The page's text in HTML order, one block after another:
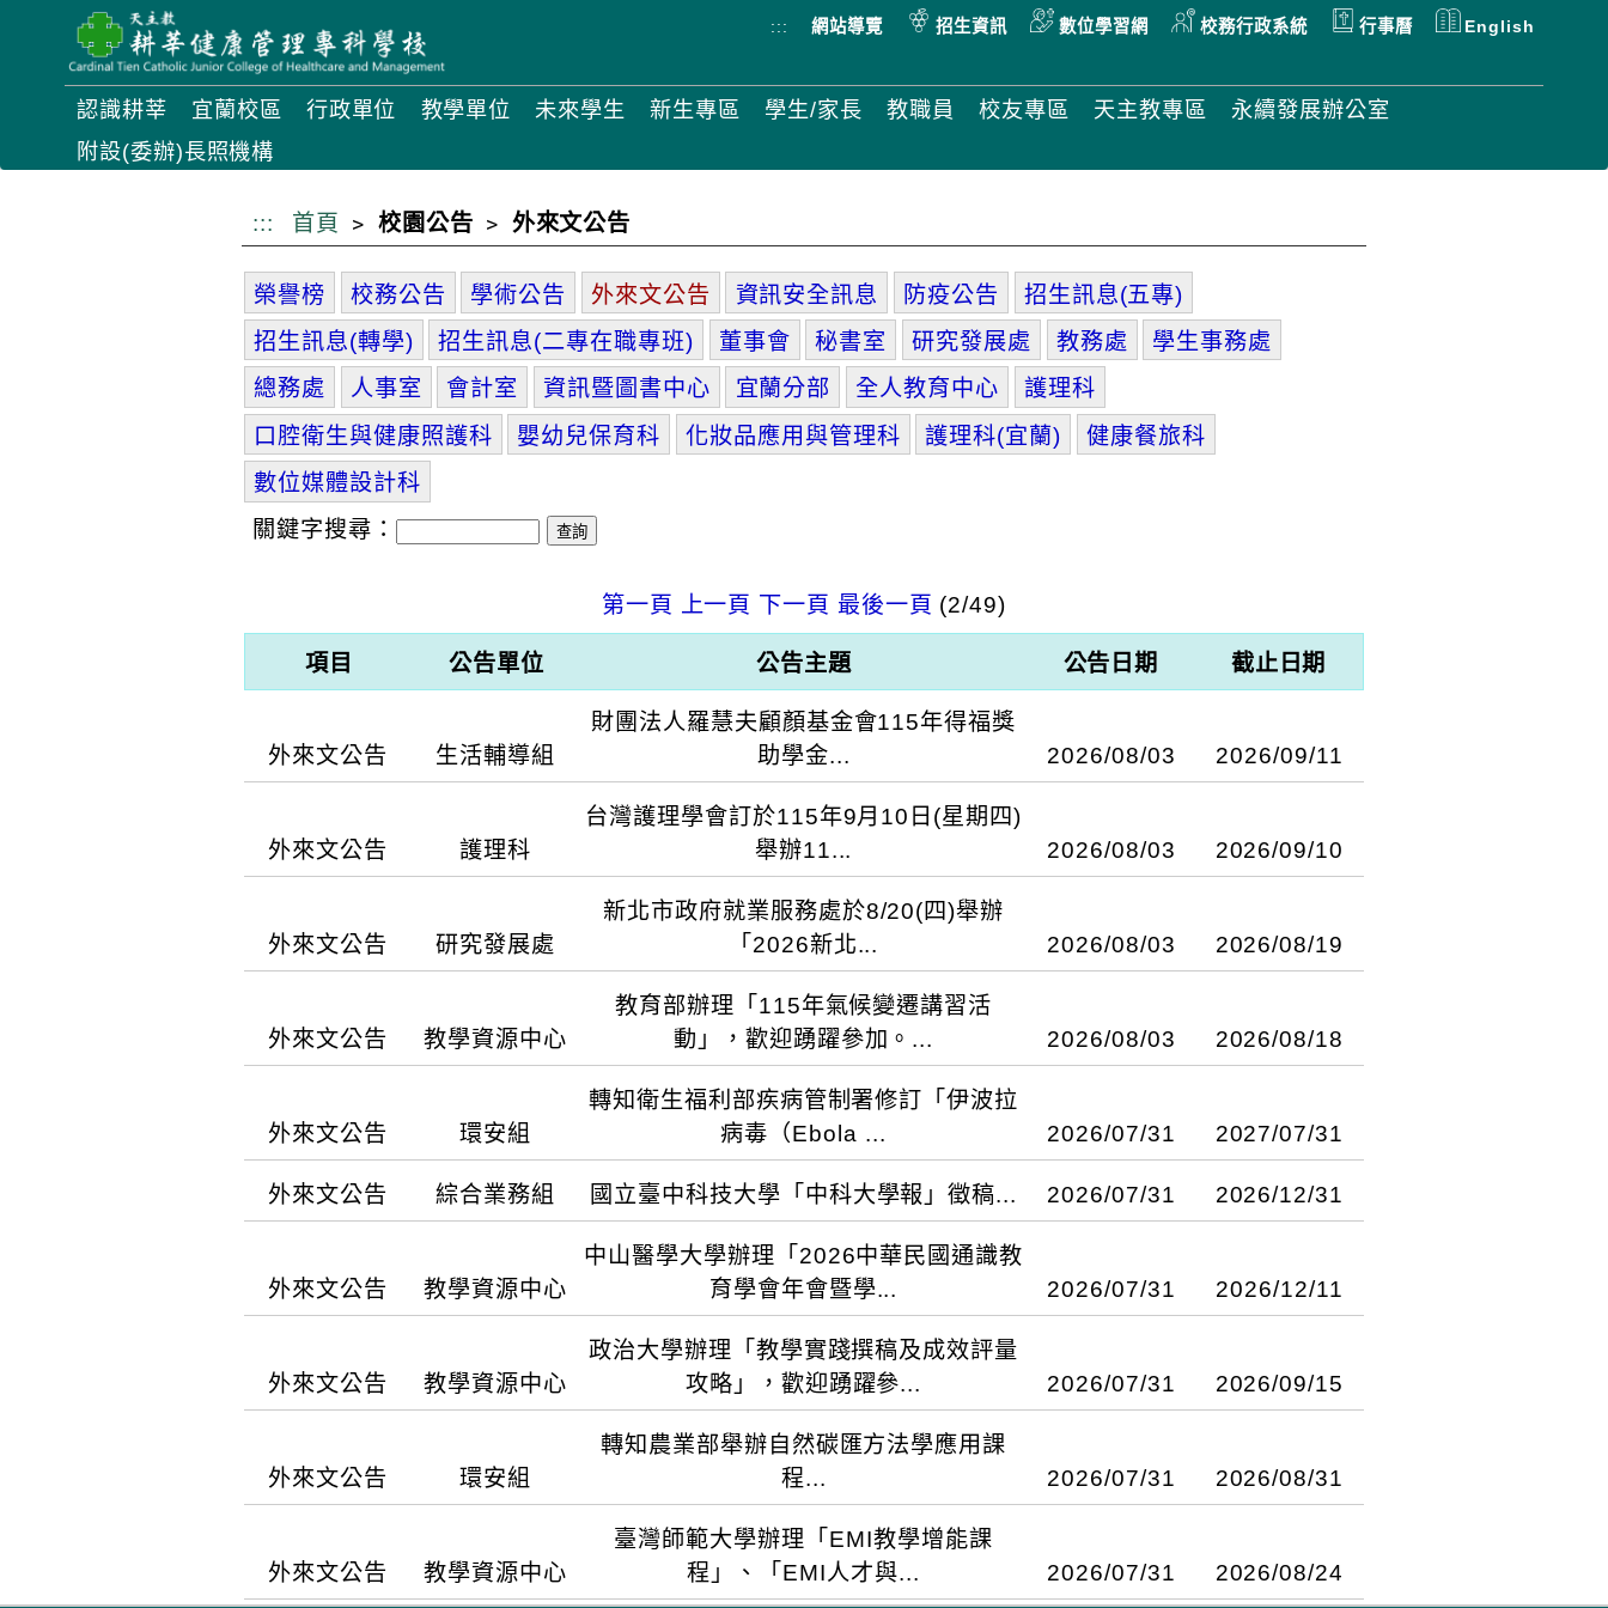
::: 網站導覽 招生資訊 數位學習網 校務行政系統 行事曆 English
認識耕莘 宜蘭校區 行政單位 教學單位 未來學生 新生專區 學生/家長 教職員 校友專區 天主教專區
永續發展辦公室
附設(委辦)長照機構
::: 首頁 校園公告 外來文公告
榮譽榜 校務公告 學術公告 外來文公告 資訊安全訊息 防疫公告
招生訊息(五專)
招生訊息(轉學)
招生訊息(二專在職專班) 董事會 秘書室 研究發展處 教務處
學生事務處
總務處
人事室 會計室 資訊暨圖書中心 宜蘭分部 全人教育中心
護理科
口腔衛生與健康照護科
嬰幼兒保育科 化妝品應用與管理科 護理科(宜蘭)
健康餐旅科
數位媒體設計科
關鍵字搜尋：
第一頁 上一頁 下一頁 最後一頁 (2/49)
項目 公告單位 公告主題 公告日期 截止日期
外來文公告 生活輔導組
財團法人羅慧夫顧顏基金會115年得福獎
助學金...
2026/08/03 2026/09/11
【公告內容】
財團法人羅慧夫顧顏基金會115年得福獎助學金，申請期限至115年8月3日至9月11日止。
【相關檔案】
附件 1(pdf)
外來文公告 護理科
台灣護理學會訂於115年9月10日(星期四)
舉辦11...
2026/08/03 2026/09/10
【公告內容】
一、辦理日期：115年9月10日(星期四) 12:40-16:00 二、辦理單位：衛生福利部疾病管制署、台
灣護理學會、天主教耕莘醫療財團法人耕莘醫院 三、辦理方式：線上視訊，採Cisco Webex軟體
進行。 四、報名費用：免費。 五、參加對象及名額：限護理人員(不限本會會員)，800人（額滿
為止）。 六、報名日期：115年8月10日中午12時起至115年8月31日止。 七、報名方式：一律
採網路線上報名，恕不受理現場或其他方式報名。 (一)活動會員： １、報名前請務必
先至本會網站，登入帳號／會員專區／個人資料／基本資料，確認電子信箱及行動電話之正確
性。 ２、請至本會官網：www.twna.org.tw，【報名學術活動】進行報名。報名後立即公告
在本會網站【學術活動】中，敬請逕自上網查詢。 (二)非活動會員： １、報名前請先
至本會官網：www.twna.org.tw，點選網頁左側【申請帳號】，填寫身分證字號／出生年月日
後，點選一般使用者進行申請。 ２、詳實填妥(1)帳號資料及(2)基本資料後送出，此步驟建
訊課程連結網址及注意事項，若因通訊資料有誤，無法有效傳遞相關訊息，致影響上課權益者，
請自行負責不得異議。 (四)為珍惜資源及確保學員權益，不克出席請自行上網取消報名。
(五)當日無法指導操作步驟，上課前請務必詳閱「視訊課程注意事項」。 八、本課程不發予
研習會證明書。請學員於活動當天點選視訊聊天室中簽到退連結進行簽到與簽退。報名成功且完
成全部課程，並依規定時間簽到/退者，本會將主動上傳護理人員繼續教育積分及公務人員時數。
學員可於課程結束一個月後，登入衛生福利部「護助e起來」網站
（https://nurse.mohw.gov.tw）查詢。 九、活動預告：本訓練課程預計於9月10日及9月22日辦
理二場次線上課程，請參閱本會官網:www.twna.org.tw【學術活動/研習活動】。 十、隨函檢附課
外來文公告 研究發展處
新北市政府就業服務處於8/20(四)舉辦
「2026新北...
2026/08/03 2026/08/19
【公告內容】
新北市就業服務處於115年8月20日(星期四)上午10點至下午3點在新北市三重綜合體育館(三重區
新北大道一段2號)，現場邀請54家廠商共同舉辦現場徵才活動，歡迎踴躍參加。
外來文公告 教學資源中心
教育部辦理「115年氣候變遷講習活
動」，歡迎踴躍參加。...
2026/08/03 2026/08/18
【公告內容】
說 明： 一、 為協助各級學校教師掌握最新氣候變遷教育發展趨勢，並引導思考如何將相關議題
有效融入課程設計，本部邀請氣候變遷、永續發展領域專家學者分享國際與我國最新發展趨勢與
實務經驗、氣候變遷「探究與實作」課程設計方法、探討以永續發展為導向的氣候變遷教育
（CCESD），及邀請NGO分享教育實踐經驗。 二、 活動資訊： (一)時間：115年8月18日
（二）上午9:00~12:00 (二)對象：大專校院與各級學校教師。 (三)辦理方式：以
Webex會議系統線上進行。 (四)報名方式：採線上報名，即日起至115年8月14日(五)。
(五)報名連結：https://forms.gle/VN7nSvjpDgETgPHk9 三、 請出席人員所屬機關核予出
席人員公（差）假登記及課務派代事宜。 四、 全程參加之人員，核給環境教育研習時數（含展延
時數）、教師研習時數或公務人員終身學習時數3小時。 五、 活動相關問題，請洽國立臺灣師範
大學永續管理與環境教育研究所廖小姐。 (一)電話：02-77496569 (二)電子郵件：
ccesd2050@gmail.com
外來文公告 環安組
轉知衛生福利部疾病管制署修訂「伊波拉
病毒（Ebola ...
2026/07/31 2027/07/31
【公告內容】
一、依據衛生福利部疾病管制署115年7月22日疾管感字第1150500163號函辦理。 二、為協助
實驗室人員於進行疑似感染者檢體檢驗或相關研究時符合實驗室生物安全規範，防止實驗室事故
發生，於108年7月2日訂定「處理伊波拉病毒（Ebola Virus）感染病人檢體及病原體之實驗室生
物安全指引」。 三、因應近期非洲地區剛果民主共和國及烏干達地區之伊波拉病毒感染症疫情，
為確保我國伊波拉病毒生安指引內容符合國際趨勢，爰參酌世界衛生組織（WHO）、加拿大公共
衛生署（PHAC）、泛美衛生組織（PAHO）、英國衛生與社會照護部（DHSC）、歐洲疾病預防
控制中心（ECDC）、美國疾病管制與預防中心（US CDC）及澳洲疾病管制中心（Australian
CDC）最新指引進行修訂。 四、修正重點說明如下： (一)名稱修訂為「伊波拉病毒（Ebola
virus）之實驗室生物安全指引」，並擴大指引適用範圍，亦適用於其他可引起病毒性出血熱之第
四級危險群（Risk Group 4, RG4）病原體。 (二)檢體常規臨床檢驗： １、使用定點照護檢驗
外來文公告 綜合業務組 國立臺中科技大學「中科大學報」徵稿... 2026/07/31 2026/12/31
【公告內容】
說 明： 一、 本學報徵稿類別，包含：教育、產學、商學、設計、資訊與流通、語文、醫護、通
識及其他。凡具原創性論文、個案報告、專案及技術報告等未曾登載且未投寄於其他刊物之著
作，皆歡迎投稿「中科大學報」。稿件刊登之期別，視送審完成後之接受時間而定。 二、 本校
「中科大學報」預計在115年12月發行「教育特刊」及「產學特刊」，邀請115年9月1日前投
稿。 三、 本刊收錄於國家圖書館TCI臺灣人文及社會科學引文資料庫及華藝ACI學術引用文獻資
料庫。 四、 投稿請參照徵稿須知規定，投稿相關表格電子檔請至本校研發處學術發展組網頁下
載，網址https://otc.nutc.edu.tw/p/412-1023-6236.php。 五、 本刊採數位線上投稿暨評閱系
統，投稿者請至本校研究發展處網站上傳稿件。如有任何疑問，歡迎來電(04)22195414，或E-
外來文公告 教學資源中心
中山醫學大學辦理「2026中華民國通識教
育學會年會暨學...
2026/07/31 2026/12/11
【公告內容】
說 明： 一、 主辦單位：中華民國通識教育學會 二、 承辦單位：中山醫學大學 (醫學人文中心暨
通識教育中心) 三、 研討會時間：2026年12月11日(週五) 四、 研討會地點：中山醫學大學(台中
市南區建國北路一段110號) 五、 徵稿主題： (一)人文藝術素養與生命教育 (二)永續發
展素養與公民實踐 (三)數位人文素養與跨域創新 六、 徵稿重要時程： (一)2026年10月
31日：長摘要繳交期限 (二)2026年11月25日：長摘要審查結果及發表方式通知 七、 論文
格式、稿件上傳及研討會相關訊息，請參見研討會網站：
外來文公告 教學資源中心
政治大學辦理「教學實踐撰稿及成效評量
攻略」，歡迎踴躍參...
2026/07/31 2026/09/15
【公告內容】
說 明： 一、 為協助擴大教育部教學實踐研究計畫之效益，特邀請曾獲績優計畫主持人分享計畫
之撰寫與執行經驗，期引領更多教師投入申請教學實踐研究計畫，以提升教師研究量能及教學品
質。 二、 旨揭活動資訊如下： (一)活動主題：教學實踐撰稿與成效評量攻略。 (二)講
外來文公告 環安組
轉知農業部舉辦自然碳匯方法學應用課
程...
2026/07/31 2026/08/31
【公告內容】
外來文公告 教學資源中心
臺灣師範大學辦理「EMI教學增能課
程」、「EMI人才與...
2026/07/31
2026/08/24